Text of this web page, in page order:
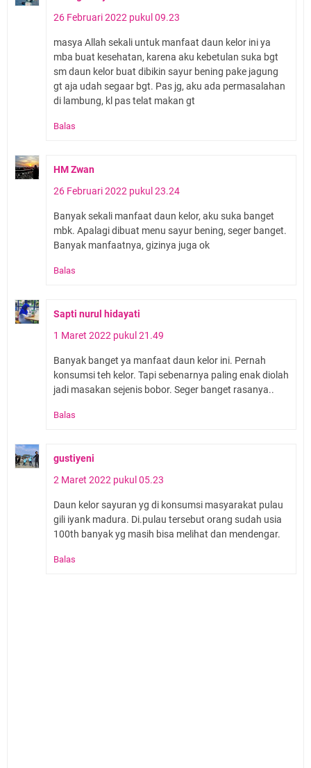
26 Februari 2022 pukul 09.23
masya Allah sekali untuk manfaat daun kelor ini ya
mba buat kesehatan, karena aku kebetulan suka bgt
sm daun kelor buat dibikin sayur bening pake jagung
gt aja udah segaar bgt. Pas jg, aku ada permasalahan
di lambung, kl pas telat makan gt
Balas
HM Zwan
26 Februari 2022 pukul 23.24
Banyak sekali manfaat daun kelor, aku suka banget
mbk. Apalagi dibuat menu sayur bening, seger banget.
Banyak manfaatnya, gizinya juga ok
Balas
Sapti nurul hidayati
1 Maret 2022 pukul 21.49
Banyak banget ya manfaat daun kelor ini. Pernah
konsumsi teh kelor. Tapi sebenarnya paling enak diolah
jadi masakan sejenis bobor. Seger banget rasanya..
Balas
gustiyeni
2 Maret 2022 pukul 05.23
Daun kelor sayuran yg di konsumsi masyarakat pulau
gili iyank madura. Di.pulau tersebut orang sudah usia
100th banyak yg masih bisa melihat dan mendengar.
Balas